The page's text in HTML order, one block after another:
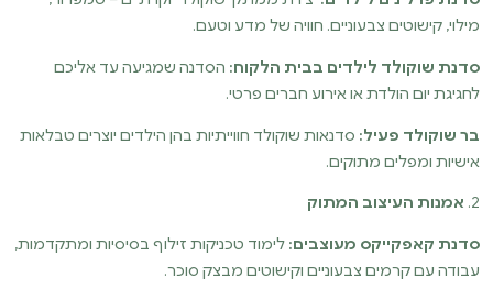
מילוי, קישוטים צבעוניים. חוויה של מדע וטעם.
סדנת שוקולד לילדים בבית הלקוח: הסדנה שמגיעה עד אליכם
לחגיגת יום הולדת או אירוע חברים פרטי.
בר שוקולד פעיל: סדנאות שוקולד חווייתיות בהן הילדים יוצרים טבלאות
אישיות ומפלים מתוקים.
2. אמנות העיצוב המתוק
סדנת קאפקייקס מעוצבים: לימוד טכניקות זילוף בסיסיות ומתקדמות,
עבודה עם קרמים צבעוניים וקישוטים מבצק סוכר.